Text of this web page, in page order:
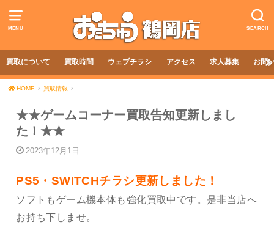
MENU SEARCH
買取について 買取時間 ウェブチラシ アクセス 求人募集 お問
HOME 買取情報
★★ゲームコーナー買取告知更新しまし
た！★★
2023年12月1日
PS5・SWITCHチラシ更新しました！
ソフトもゲーム機本体も強化買取中です。是非当店へ
お持ち下しませ。